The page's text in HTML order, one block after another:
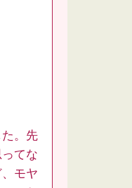
。先
てな
モヤ